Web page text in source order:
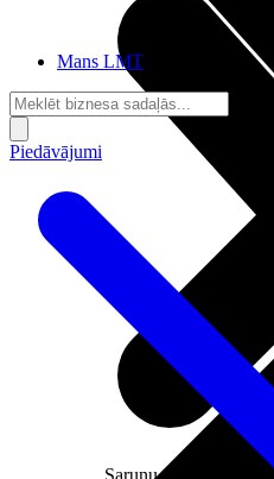
Sarunu pieslēgumi
Mans LMT
Piedāvājumi